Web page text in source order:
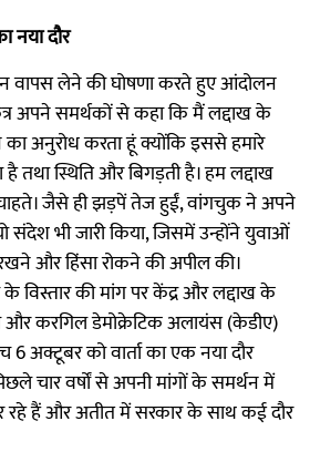
नया दौर
लेने की घोषणा करते हुए आंदोलन
अपने समर्थकों से कहा कि मैं लद्दाख के
अनुरोध करता हूं क्योंकि इससे हमारे
तथा स्थिति और बिगड़ती है। हम लद्दाख
जैसे ही झड़पें तेज हुईं, वांगचुक ने अपने
संदेश भी जारी किया, जिसमें उन्होंने युवाओं
और हिंसा रोकने की अपील की।
विस्तार की मांग पर केंद्र और लद्दाख के
और करगिल डेमोक्रेटिक अलायंस (केडीए)
अक्टूबर को वार्ता का एक नया दौर
चार वर्षों से अपनी मांगों के समर्थन में
हैं और अतीत में सरकार के साथ कई दौर